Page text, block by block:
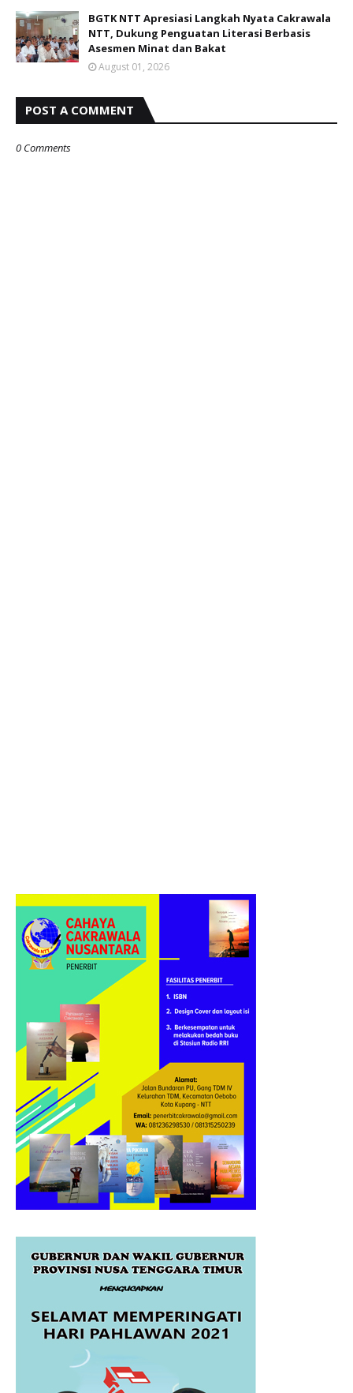
BGTK NTT Apresiasi Langkah Nyata Cakrawala
NTT, Dukung Penguatan Literasi Berbasis
Asesmen Minat dan Bakat
August 01, 2026
POST A COMMENT
0 Comments